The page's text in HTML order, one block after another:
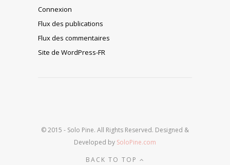
Connexion
Flux des publications
Flux des commentaires
Site de WordPress-FR
© 2015 - Solo Pine. All Rights Reserved. Designed &
Developed by SoloPine.com
BACK TO TOP